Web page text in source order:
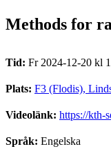
Methods for
Tid: Fr 2024-12-20 kl
Plats: F3 (Flodis),
Videolänk: https://kth-
Språk: Engelska